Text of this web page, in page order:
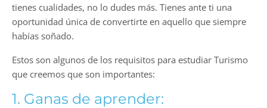
tienes cualidades, no lo dudes más. Tienes ante ti una
oportunidad única de convertirte en aquello que siempre
habías soñado.
Estos son algunos de los requisitos para estudiar Turismo
que creemos que son importantes:
1. Ganas de aprender: